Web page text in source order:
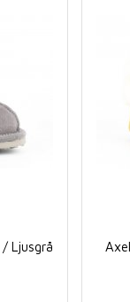
Ljusgrå